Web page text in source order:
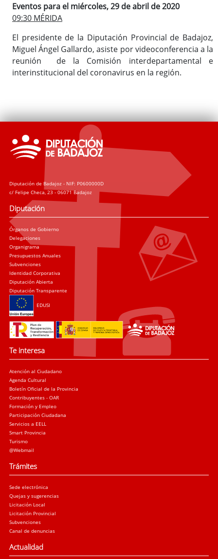
Eventos para el miércoles, 29 de abril de 2020
09:30 MÉRIDA
El presidente de la Diputación Provincial de Badajoz,
Miguel Ángel Gallardo, asiste por videoconferencia a la
reunión de la Comisión interdepartamental e
interinstitucional del coronavirus en la región.
Diputación de Badajoz - NIF: P0600000D
c/ Felipe Checa, 23 - 06071 Badajoz
Diputación
Órganos de Gobierno
Delegaciones
Organigrama
Presupuestos Anuales
Subvenciones
Identidad Corporativa
Diputación Abierta
Diputación Transparente
EDUSI
Te interesa
Atención al Ciudadano
Agenda Cultural
Boletín Oficial de la Provincia
Contribuyentes - OAR
Formación y Empleo
Participación Ciudadana
Servicios a EELL
Smart Provincia
Turismo
@Webmail
Trámites
Sede electrónica
Quejas y sugerencias
Licitación Local
Licitación Provincial
Subvenciones
Canal de denuncias
Actualidad